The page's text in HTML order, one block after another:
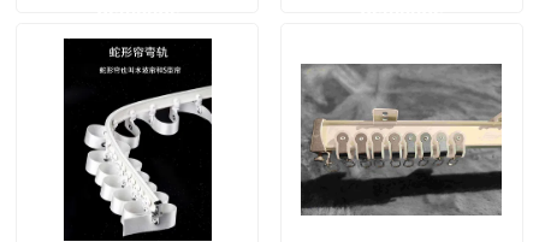
Au sujet de nous
Visite d'usine
Contrôle de qualité